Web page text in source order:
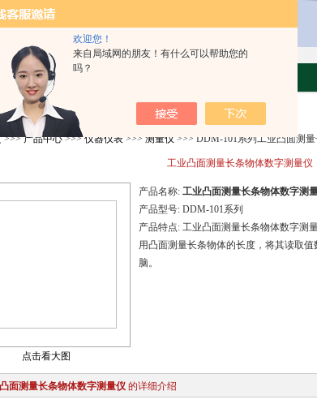
欢迎您！
来自局域网的朋友！有什么可以帮助您的
吗？
>>>产品中心>>>仪器仪表>>> 测量仪 >>> DDM-101系列工业凸面测
工业凸面测量长条物体数字测量仪
点击看大图
产品名称: 工业凸面测量长条物体数字测
产品型号: DDM-101系列
产品特点: 工业凸面测量长条物体数字测
用凸面测量长条物体的长度，将其读取
脑。
面测量长条物体数字测量仪 的详细介绍